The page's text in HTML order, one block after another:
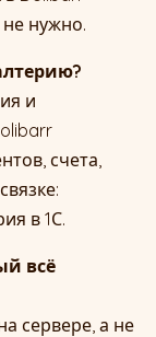
нужно.
и
счета,
в 1С.
всё
сервере, а не